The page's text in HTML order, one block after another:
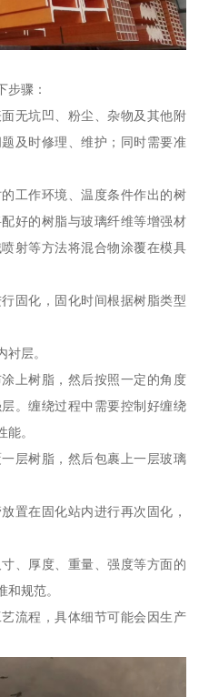
步骤：
无坑凹、粉尘、杂物及其他附
及时修理、维护；同时需要准
工作环境、温度条件作出的树
好的树脂与玻璃纤维等增强材
射等方法将混合物涂覆在模具
固化，固化时间根据树脂类型
层。
上树脂，然后按照一定的角度
。缠绕过程中需要控制好缠绕
。
层树脂，然后包裹上一层玻璃
置在固化站内进行再次固化，
、厚度、重量、强度等方面的
规范。
流程，具体细节可能会因生产